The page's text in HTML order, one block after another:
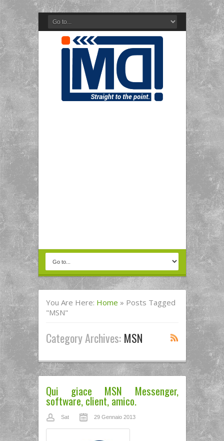
You Are Here: Home » Posts Tagged
"MSN"
Category Archives: MSN
Qui giace MSN Messenger,
software, client, amico.
Sat 29 Gennaio 2013